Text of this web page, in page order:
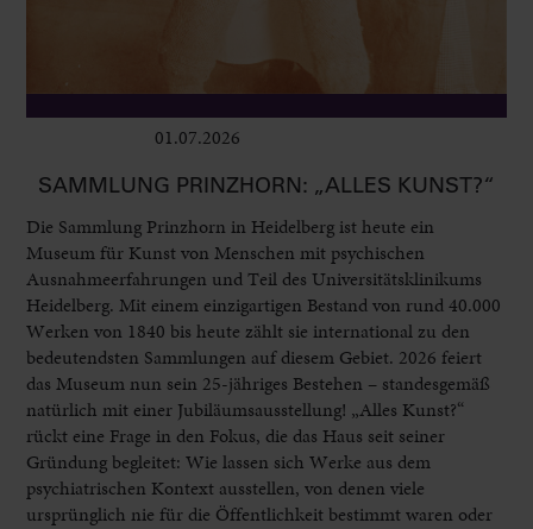
01.07.2026
SAMMLUNG PRINZHORN: „ALLES KUNST?“
Die Sammlung Prinzhorn in Heidelberg ist heute ein
Museum für Kunst von Menschen mit psychischen
Ausnahmeerfahrungen und Teil des Universitätsklinikums
Heidelberg. Mit einem einzigartigen Bestand von rund 40.000
Werken von 1840 bis heute zählt sie international zu den
bedeutendsten Sammlungen auf diesem Gebiet. 2026 feiert
das Museum nun sein 25-jähriges Bestehen – standesgemäß
natürlich mit einer Jubiläumsausstellung! „Alles Kunst?“
rückt eine Frage in den Fokus, die das Haus seit seiner
Gründung begleitet: Wie lassen sich Werke aus dem
psychiatrischen Kontext ausstellen, von denen viele
ursprünglich nie für die Öffentlichkeit bestimmt waren oder